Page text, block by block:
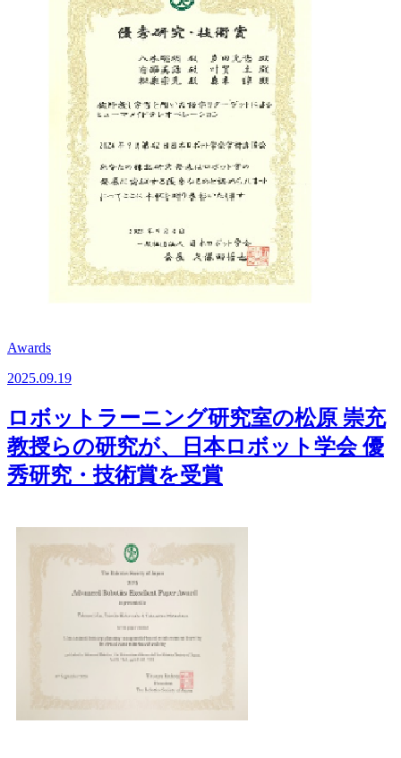
Awards
2025.09.19
ロボットラーニング研究室の松原 崇充
教授らの研究が、日本ロボット学会 優
秀研究・技術賞を受賞